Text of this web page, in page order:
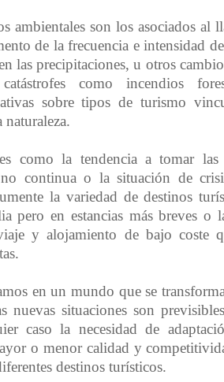
ambientales son los asociados al
de la frecuencia e intensidad
las precipitaciones, u otros
como incendios
sobre tipos de turismo
naturaleza.
como la tendencia a tomar
continua o la situación de
la variedad de destinos
pero en estancias más breves o
y alojamiento de bajo coste
en un mundo que se
nuevas situaciones son
caso la necesidad de
o menor calidad y
destinos turísticos.